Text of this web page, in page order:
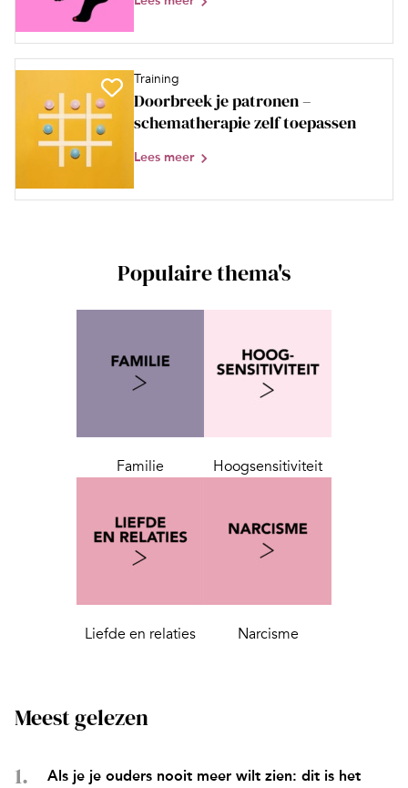
Training
Doorbreek je patronen –
schematherapie zelf toepassen
Lees meer
Populaire thema's
Familie Hoogsensitiviteit
Liefde en relaties Narcisme
Meest gelezen
Als je je ouders nooit meer wilt zien: dit is het